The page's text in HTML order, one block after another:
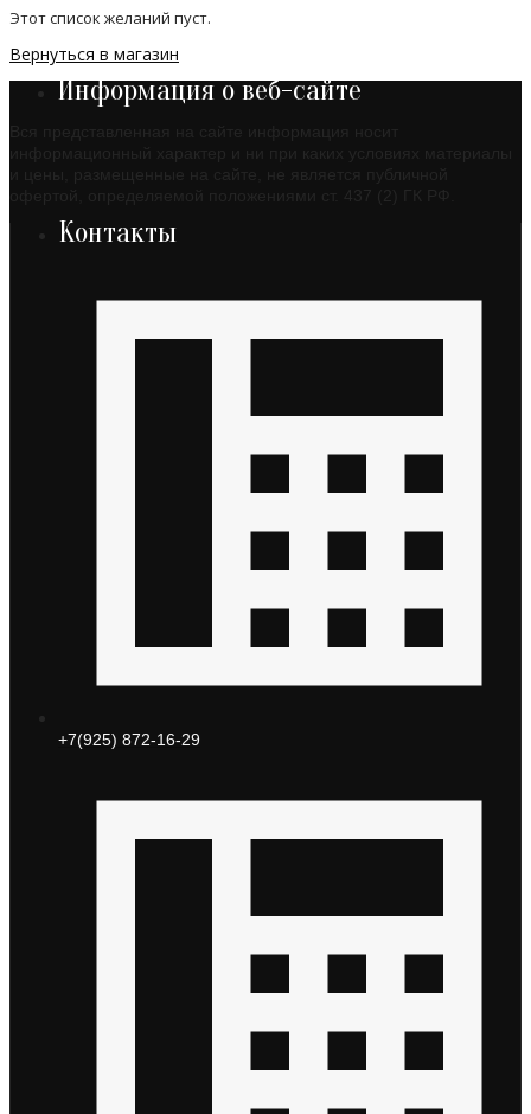
Этот список желаний пуст.
Вернуться в магазин
Информация о веб-сайте
Контакты
+7(925) 872-16-29